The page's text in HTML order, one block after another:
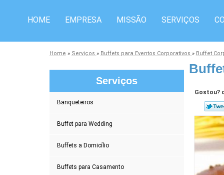
HOME EMPRESA MISSÃO SERVIÇOS
Home » Serviços » Buffets para Eventos Corporativos » Buffet
Serviços
Banqueteiros
Buffet para Wedding
Buffets a Domicílio
Buffets para Casamento
Gostou?